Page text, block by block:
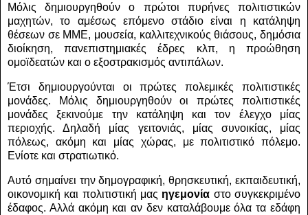
Μόλις δημιουργηθούν ο πρώτοι πυρήνες πολιτιστικών
μαχητών, το αμέσως επόμενο στάδιο είναι η κατάληψη
θέσεων σε ΜΜΕ, μουσεία, καλλιτεχνικούς θιάσους, δημόσια
διοίκηση, πανεπιστημιακές έδρες κλπ, η προώθηση
ομοϊδεατών και ο εξοστρακισμός αντιπάλων.
Έτσι δημιουργούνται οι πρώτες πολεμικές πολιτιστικές
μονάδες. Μόλις δημιουργηθούν οι πρώτες πολιτιστικές
μονάδες ξεκινούμε την κατάληψη και τον έλεγχο μίας
περιοχής. Δηλαδή μίας γειτονιάς, μίας συνοικίας, μίας
πόλεως, ακόμη και μίας χώρας, με πολιτιστικό πόλεμο.
Ενίοτε και στρατιωτικό.
Αυτό σημαίνει την δημογραφική, θρησκευτική, εκπαιδευτική,
οικονομική και πολιτιστική μας ηγεμονία στο συγκεκριμένο
έδαφος. Αλλά ακόμη και αν δεν καταλάβουμε όλα τα εδάφη